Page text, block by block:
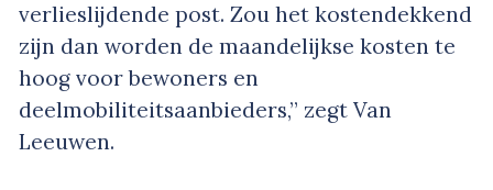
verlieslijdende post. Zou het kostendekkend
zijn dan worden de maandelijkse kosten te
hoog voor bewoners en
deelmobiliteitsaanbieders,” zegt Van
Leeuwen.